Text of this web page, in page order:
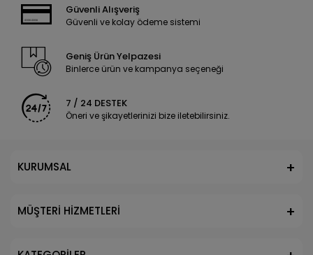
Güvenli Alışveriş
Güvenli ve kolay ödeme sistemi
Geniş Ürün Yelpazesi
Binlerce ürün ve kampanya seçeneği
7 / 24 DESTEK
Öneri ve şikayetlerinizi bize iletebilirsiniz.
KURUMSAL
MÜŞTERİ HİZMETLERİ